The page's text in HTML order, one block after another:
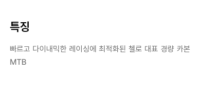
특징
빠르고 다이내믹한 레이싱에 최적화된 첼로 대표 경량 카본
MTB